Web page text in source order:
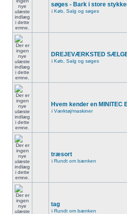
søges - Bark i store
i Køb, Salg og søges
DREJEVÆRKSTED
i Køb, Salg og søges
Hvem kender en MINITEC
i Værktøj/maskiner
træsort
i Rundt om bænken
tag
i Rundt om bænken